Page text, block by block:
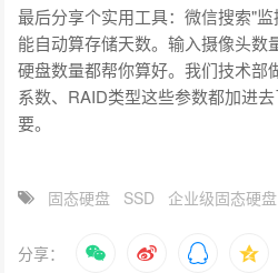
最后分享个实用工具：微信搜索"
能自动算存储天数。输入摄像头数
硬盘数量都帮你算好。我们技术部
系数、RAID类型这些参数都加进
要。
固态硬盘 SSD 企业级固态硬盘
分享：